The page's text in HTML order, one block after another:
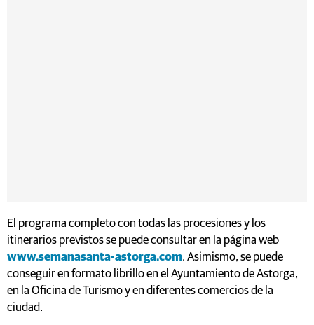
El programa completo con todas las procesiones y los
itinerarios previstos se puede consultar en la página web
www.semanasanta-astorga.com. Asimismo, se puede
conseguir en formato librillo en el Ayuntamiento de Astorga,
en la Oficina de Turismo y en diferentes comercios de la
ciudad.